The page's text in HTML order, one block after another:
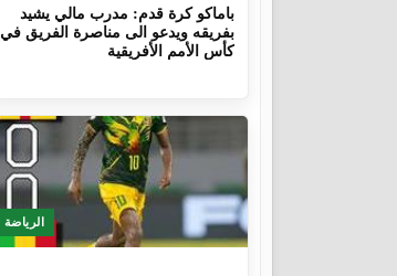
باماكو كرة قدم: مدرب مالي يشيد
بفريقه ويدعو الى مناصرة الفريق في
كأس الأمم الأفريقية
الرياضة